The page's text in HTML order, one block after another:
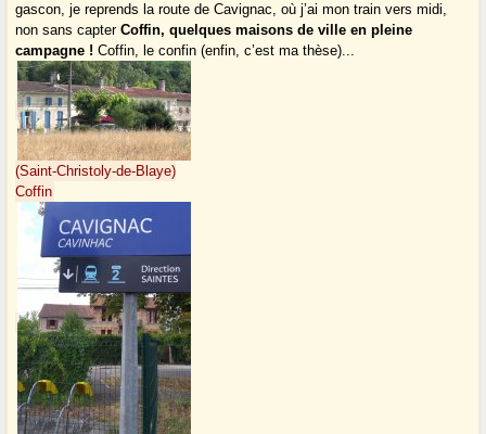
gascon, je reprends la route de Cavignac, où j’ai mon train vers midi,
non sans capterCoffin, quelques maisons de ville en pleine
campagne ! Coffin, le confin (enfin, c’est ma thèse)...
(Saint-Christoly-de-Blaye)
Coffin